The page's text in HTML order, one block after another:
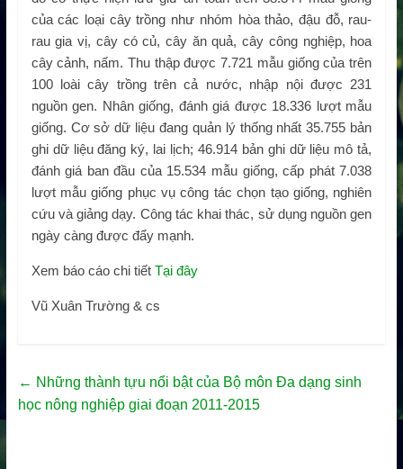
của các loại cây trồng như nhóm hòa thảo, đậu đỗ, rau-
rau gia vị, cây có củ, cây ăn quả, cây công nghiệp, hoa
cây cảnh, nấm. Thu thập được 7.721 mẫu giống của trên
100 loài cây trồng trên cả nước, nhập nội được 231
nguồn gen. Nhân giống, đánh giá được 18.336 lượt mẫu
giống. Cơ sở dữ liệu đang quản lý thống nhất 35.755 bản
ghi dữ liệu đăng ký, lai lịch; 46.914 bản ghi dữ liệu mô tả,
đánh giá ban đầu của 15.534 mẫu giống, cấp phát 7.038
lượt mẫu giống phục vụ công tác chọn tạo giống, nghiên
cứu và giảng dạy. Công tác khai thác, sử dụng nguồn gen
ngày càng được đẩy mạnh.
Xem báo cáo chi tiết Tại đây
Vũ Xuân Trường & cs
← Những thành tựu nổi bật của Bộ môn Đa dạng sinh
học nông nghiệp giai đoạn 2011-2015